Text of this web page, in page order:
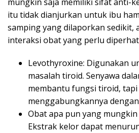
mungkin saja memiliki sifat anti-
itu tidak dianjurkan untuk ibu
samping yang dilaporkan sedikit,
interaksi obat yang perlu
Levothyroxine: Digunakan
masalah tiroid. Senyawa
membantu fungsi tiroid,
menggabungkannya
Obat apa pun yang
Ekstrak kelor dapat